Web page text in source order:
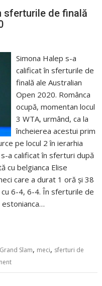
sferturile de finală
Simona Halep s-a
calificat în sferturile de
finală ale Australian
Open 2020. Românca
ocupă, momentan locul
3 WTA, urmând, ca la
încheierea acestui prim
pe locul 2 în ierarhia
a calificat în sferturi după
cu belgianca Elise
care a durat 1 oră și 38
6-4, 6-4. În sferturile de
estonianca…
Grand Slam, meci, sferturi de